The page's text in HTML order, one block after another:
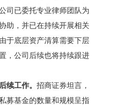
司已委托专业律师团队为
助，并已在持续开展相关
于底层资产清算需要下层
，公司后续也将持续跟进
续工作。 招商证券坦言，
募基金的数量和规模呈指